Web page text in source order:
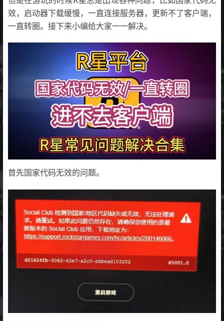
效，启动器下载缓慢，一直连接服务器，更新不了客户端，
一直转圈。接下来小编给大家一一解决。
首先国家代码无效的问题。